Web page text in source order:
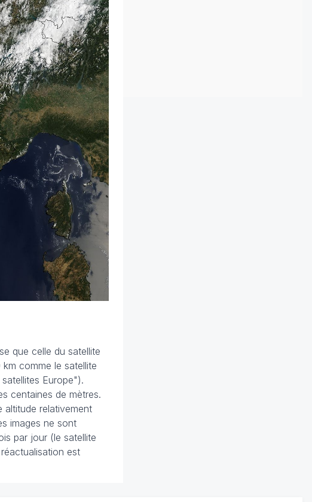
que celle du satellite
comme le satellite
Europe").
centaines de mètres.
relativement
images ne sont
par jour (le satellite
est